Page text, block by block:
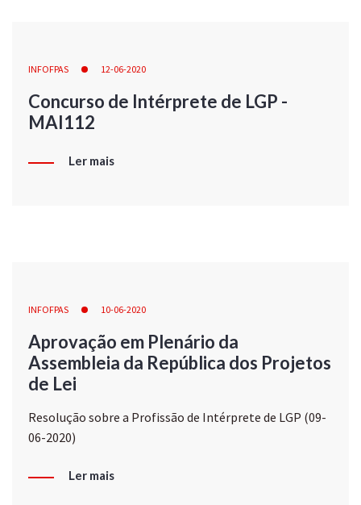
INFOFPAS 12-06-2020
Concurso de Intérprete de LGP -
MAI112
Ler mais
INFOFPAS 10-06-2020
Aprovação em Plenário da
Assembleia da República dos Projetos
de Lei
Resolução sobre a Profissão de Intérprete de LGP (09-
06-2020)
Ler mais